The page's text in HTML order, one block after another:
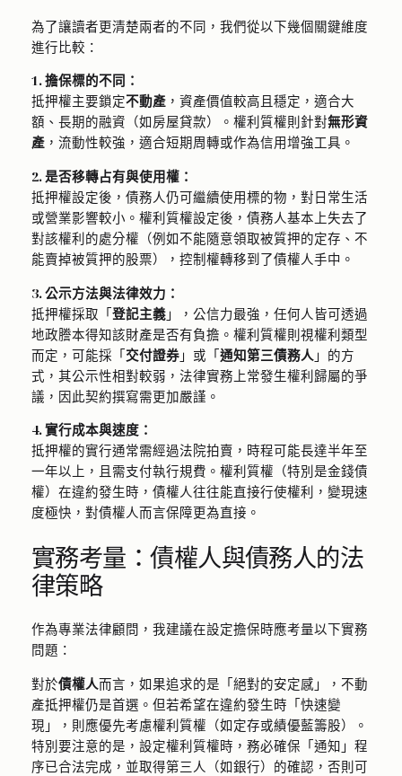
為了讓讀者更清楚兩者的不同，我們從以下幾個關鍵維度
進行比較：
1. 擔保標的不同：
抵押權主要鎖定不動產，資產價值較高且穩定，適合大
額、長期的融資（如房屋貸款）。權利質權則針對無形資
產，流動性較強，適合短期周轉或作為信用增強工具。
2. 是否移轉占有與使用權：
抵押權設定後，債務人仍可繼續使用標的物，對日常生活
或營業影響較小。權利質權設定後，債務人基本上失去了
對該權利的處分權（例如不能隨意領取被質押的定存、不
能賣掉被質押的股票），控制權轉移到了債權人手中。
3. 公示方法與法律效力：
抵押權採取「登記主義」，公信力最強，任何人皆可透過
地政謄本得知該財產是否有負擔。權利質權則視權利類型
而定，可能採「交付證券」或「通知第三債務人 」的方
式，其公示性相對較弱，法律實務上常發生權利歸屬的爭
議，因此契約撰寫需更加嚴謹。
4. 實行成本與速度：
抵押權的實行通常需經過法院拍賣，時程可能長達半年至
一年以上，且需支付執行規費。權利質權（特別是金錢債
權）在違約發生時，債權人往往能直接行使權利，變現速
度極快，對債權人而言保障更為直接。
實務考量：債權人與債務人的法
律策略
作為專業法律顧問，我建議在設定擔保時應考量以下實務
問題：
對於債權人而言，如果追求的是「絕對的安定感」，不動
產抵押權仍是首選。但若希望在違約發生時「快速變
現」，則應優先考慮權利質權（如定存或績優藍籌股）。
特別要注意的是，設定權利質權時，務必確保「通知」程
序已合法完成，並取得第三人（如銀行）的確認，否則可